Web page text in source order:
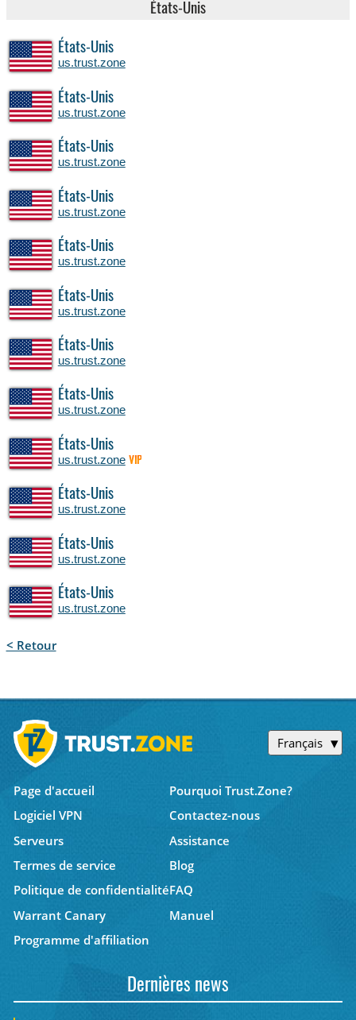
États-Unis
États-Unis
us.trust.zone
États-Unis
us.trust.zone
États-Unis
us.trust.zone
États-Unis
us.trust.zone
États-Unis
us.trust.zone
États-Unis
us.trust.zone
États-Unis
us.trust.zone
États-Unis
us.trust.zone
États-Unis
us.trust.zone VIP
États-Unis
us.trust.zone
États-Unis
us.trust.zone
États-Unis
us.trust.zone
< Retour
Français
Page d'accueil
Pourquoi Trust.Zone?
Logiciel VPN
Contactez-nous
Serveurs
Assistance
Termes de service
Blog
Politique de confidentialitéFAQ
Warrant Canary
Manuel
Programme d'affiliation
Dernières news